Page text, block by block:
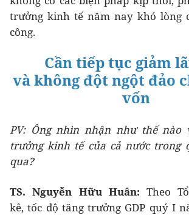
trưởng kinh tế năm nay khó lòng
công.
Cần tiếp tục giảm
và không đột ngột đảo
vốn
PV: Ông nhìn nhận như thế nào
trưởng kinh tế của cả nước trong
qua?
TS. Nguyễn Hữu Huân: Theo
kê, tốc độ tăng trưởng GDP quý I